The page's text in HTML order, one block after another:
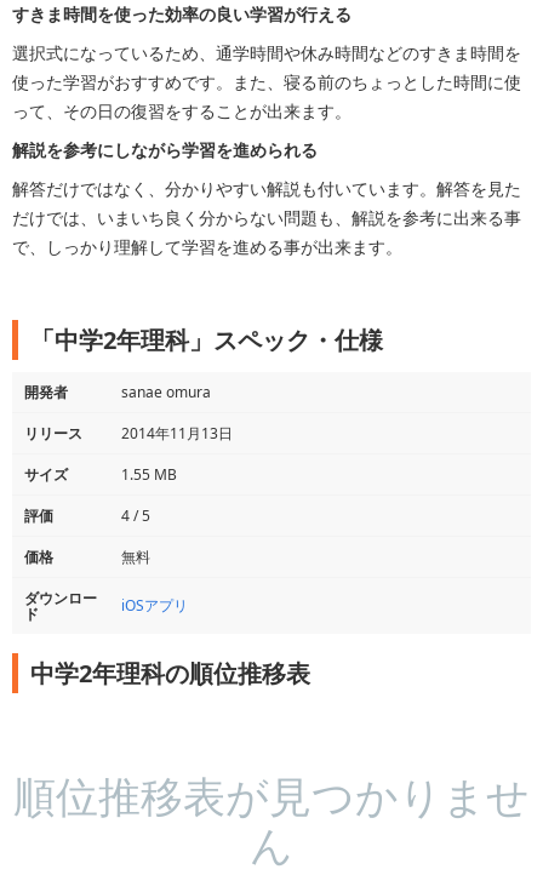
すきま時間を使った効率の良い学習が行える
選択式になっているため、通学時間や休み時間などのすきま時間を
使った学習がおすすめです。また、寝る前のちょっとした時間に使
って、その日の復習をすることが出来ます。
解説を参考にしながら学習を進められる
解答だけではなく、分かりやすい解説も付いています。解答を見た
だけでは、いまいち良く分からない問題も、解説を参考に出来る事
で、しっかり理解して学習を進める事が出来ます。
「中学2年理科」スペック・仕様
開発者
sanae omura
リリース
2014年11月13日
サイズ
1.55 MB
評価
4 / 5
価格
無料
ダウンロー
ド iOSアプリ
中学2年理科の順位推移表
順位推移表が見つかりませ
ん